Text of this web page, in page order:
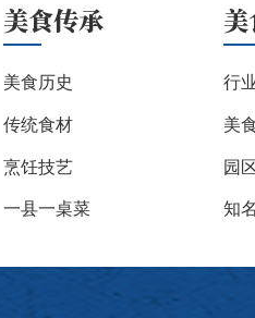
美食传承
美食历史
传统食材
烹饪技艺
一县一桌菜
行
美
园
知